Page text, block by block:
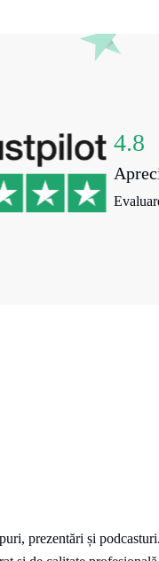
4.8
prezentări și podcasturi.